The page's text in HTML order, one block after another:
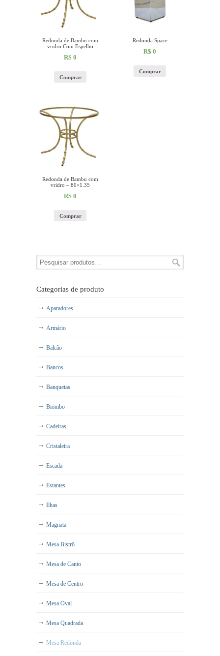
Redonda de Bambu com
vridro Com Espelho
R$ 0
Comprar
Redonda Space
R$ 0
Comprar
Redonda de Bambu com
vridro – 80×1.35
R$ 0
Comprar
Categorias de produto
Aparadores
Armário
Balcão
Bancos
Banquetas
Biombo
Cadeiras
Cristaleira
Escada
Estantes
Ilhas
Magnata
Mesa Bistrô
Mesa de Canto
Mesa de Centro
Mesa Oval
Mesa Quadrada
Mesa Redonda